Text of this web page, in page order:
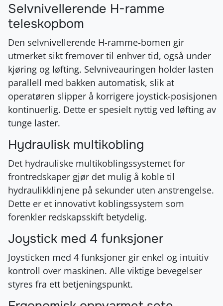
Selvnivellerende H-ramme
teleskopbom
Den selvnivellerende H-ramme-bomen gir
utmerket sikt fremover til enhver tid, også under
kjøring og løfting. Selvniveauringen holder lasten
parallell med bakken automatisk, slik at
operatøren slipper å korrigere joystick-posisjonen
kontinuerlig. Dette er spesielt nyttig ved løfting av
tunge laster.
Hydraulisk multikobling
Det hydrauliske multikoblingssystemet for
frontredskaper gjør det mulig å koble til
hydraulikklinjene på sekunder uten anstrengelse.
Dette er et innovativt koblingssystem som
forenkler redskapsskift betydelig.
Joystick med 4 funksjoner
Joysticken med 4 funksjoner gir enkel og intuitiv
kontroll over maskinen. Alle viktige bevegelser
styres fra ett betjeningspunkt.